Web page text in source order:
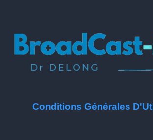
Conditions Générales